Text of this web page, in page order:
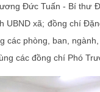
Đức Tuấn - Bí thư
UBND xã; đồng chí
các phòng, ban,
các đồng chí Phó